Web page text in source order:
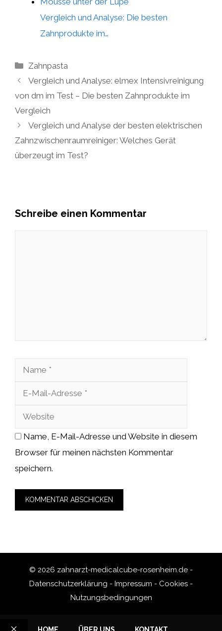
Vergleich und Analyse: Die besten
Zahnprodukte im…
Kategorien
Zahnpasta
Vergleich und Analyse: elmex Intensivreinigung
von dm im Test – Die besten Zahnprodukte im
Vergleich
Vergleich und Analyse der besten elektrischen
Zahnzwischenraumreiniger: Welches Gerät
überzeugt im Test?
Schreibe einen Kommentar
Name
Name, E-Mail-Adresse und Website in diesem
Browser für meinen nächsten Kommentar
speichern.
© 2026 zahnarzt-medicalcube-rosenheim.de -
Datenschutzerklärung - Impressum - Cookies -
Nutzungsbedingungen